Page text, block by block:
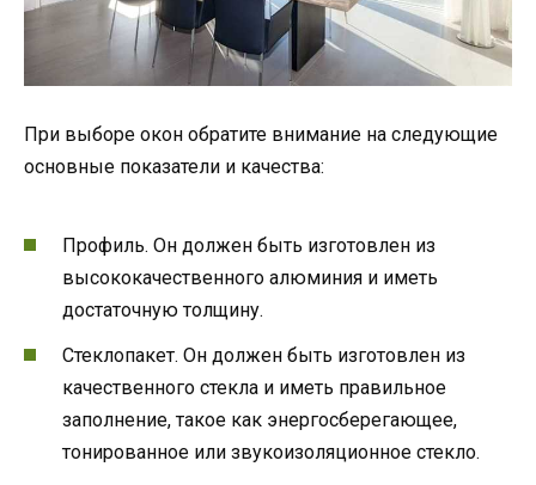
При выборе окон обратите внимание на следующие
основные показатели и качества:
Профиль. Он должен быть изготовлен из
высококачественного алюминия и иметь
достаточную толщину.
Стеклопакет. Он должен быть изготовлен из
качественного стекла и иметь правильное
заполнение, такое как энергосберегающее,
тонированное или звукоизоляционное стекло.